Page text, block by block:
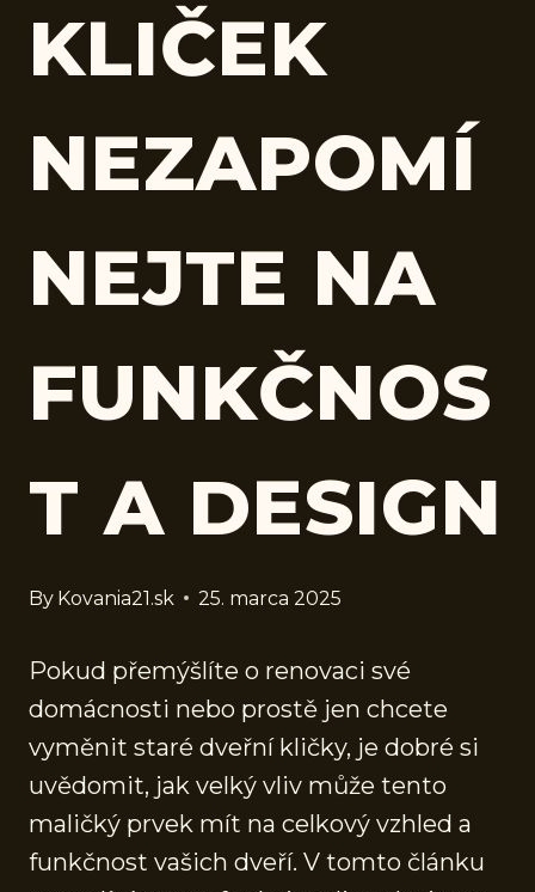
KLIČEK
NEZAPOMÍ
NEJTE NA
FUNKČNOS
T A DESIGN
By Kovania21.sk 25. marca 2025
Pokud přemýšlíte o renovaci své
domácnosti nebo prostě jen chcete
vyměnit staré dveřní kličky, je dobré si
uvědomit, jak velký vliv může tento
maličký prvek mít na celkový vzhled a
funkčnost vašich dveří. V tomto článku